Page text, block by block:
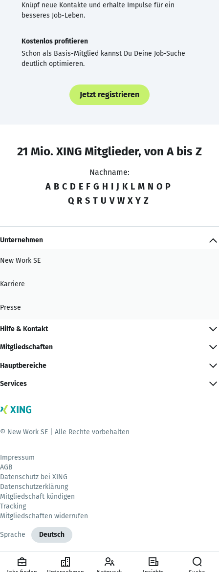
Knüpf neue Kontakte und erhalte Impulse für ein
besseres Job-Leben.
Kostenlos profitieren
Schon als Basis-Mitglied kannst Du Deine Job-Suche
deutlich optimieren.
Jetzt registrieren
21 Mio. XING Mitglieder, von A bis Z
Nachname:
A B C D E F G H I J K L M N O P
Q R S T U V W X Y Z
Unternehmen
New Work SE
Karriere
Presse
Hilfe & Kontakt
Mitgliedschaften
Hauptbereiche
Services
© New Work SE | Alle Rechte vorbehalten
Impressum
AGB
Datenschutz bei XING
Datenschutzerklärung
Mitgliedschaft kündigen
Tracking
Mitgliedschaften widerrufen
Sprache Deutsch